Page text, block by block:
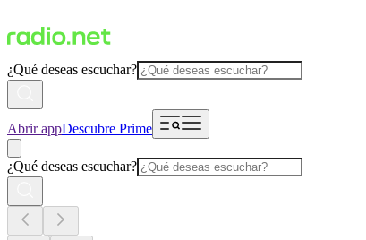
¿Qué deseas escuchar?
Abrir appDescubre Prime
¿Qué deseas escuchar?